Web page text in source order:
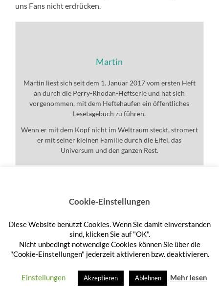
uns Fans nicht erdrücken.
Martin
Martin liest sich seit dem 1. Januar 2017 vom ersten Heft
an durch die Perry-Rhodan-Heftserie und hat sich
vorgenommen, mit dem Heftehaufen ein öffentliches
Lesetagebuch zu führen.
Wenn er mit dem Kopf nicht im Weltraum steckt, stromert
er mit seiner kleinen Familie durch die Eifel, das
Universum und den ganzen Rest.
Ein sehr rhodanistisches
Wochenende
SEPTEMBER 30, 2024 KEINE KOMMENTARE
gab es lange nicht mehr
Cookie-Einstellungen
Diese Website benutzt Cookies. Wenn Sie damit einverstanden
sind, klicken Sie auf "OK".
Nicht unbedingt notwendige Cookies können Sie über die
"Cookie-Einstellungen" jederzeit aktivieren bzw. deaktivieren.
Einstellungen Akzeptieren Ablehnen Mehr lesen